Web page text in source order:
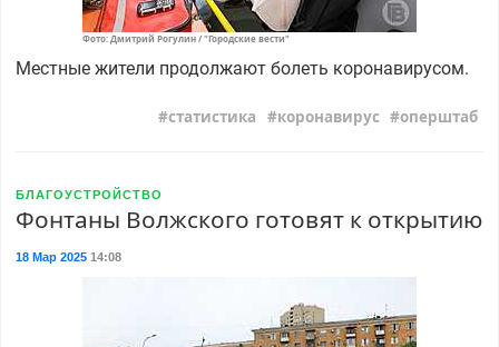
Фото: Дмитрий Рогулин / "Городские вести"
Местные жители продолжают болеть коронавирусом.
статистика коронавирус оперштаб
БЛАГОУСТРОЙСТВО
Фонтаны Волжского готовят к открытию
18 Мар 202514:08